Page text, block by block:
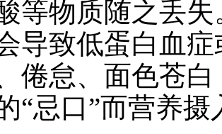
等物质随之丢
导致低蛋白血
倦怠、面色苍
“忌口”而营养